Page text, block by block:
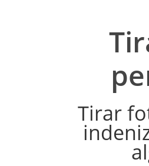
Tirar